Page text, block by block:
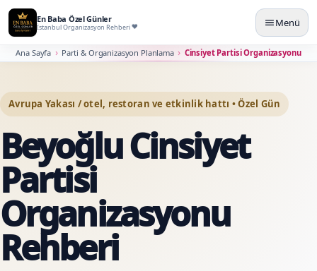
En Baba Özel Günler
İstanbul Organizasyon Rehberi Menü
Ana Sayfa Parti & Organizasyon Planlama Cinsiyet Partisi Organizasyonu
Avrupa Yakası / otel, restoran ve etkinlik hattı • Özel Gün
Beyoğlu Cinsiyet
Partisi
Organizasyonu
Rehberi